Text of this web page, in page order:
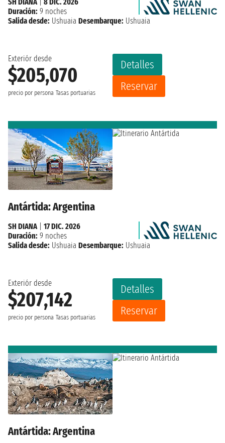
Exteriór desde
$205,070
precio por persona Tasas portuarias
Detalles
Reservar
Duración: 9 noches
Salida desde: Ushuaia Desembarque: Ushuaia
Antártida: Argentina
Exteriór desde
$207,142
precio por persona Tasas portuarias
Detalles
Reservar
SH DIANA
17 DIC. 2026
Duración: 9 noches
Salida desde: Ushuaia Desembarque: Ushuaia
Antártida: Argentina